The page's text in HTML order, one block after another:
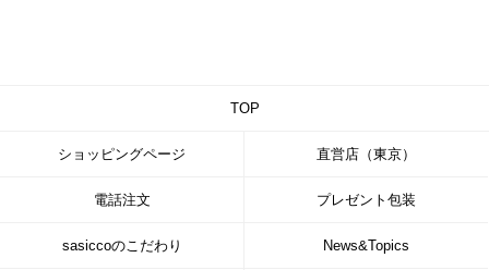
TOP
ショッピングページ 直営店（東京）
電話注文 プレゼント包装
sasiccoのこだわり News&Topics